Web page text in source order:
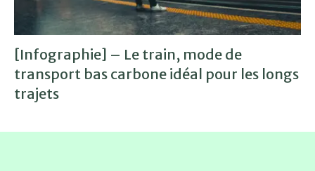
[Infographie] – Le train, mode de
transport bas carbone idéal pour les longs
trajets